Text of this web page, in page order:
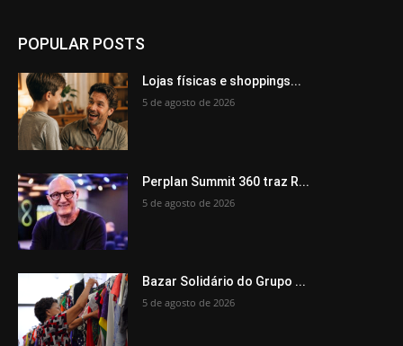
POPULAR POSTS
Lojas físicas e shoppings...
5 de agosto de 2026
Perplan Summit 360 traz R...
5 de agosto de 2026
Bazar Solidário do Grupo ...
5 de agosto de 2026